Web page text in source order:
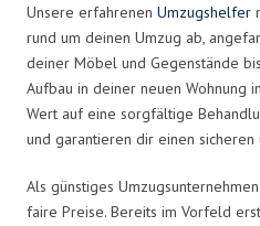
Unsere erfahrenen Umzugshelfer
rund um deinen Umzug ab,
deiner Möbel und Gegenstände
Aufbau in deiner neuen Wohnung
Wert auf eine sorgfältige
und garantieren dir einen
Als günstiges
faire Preise. Bereits im Vorfeld